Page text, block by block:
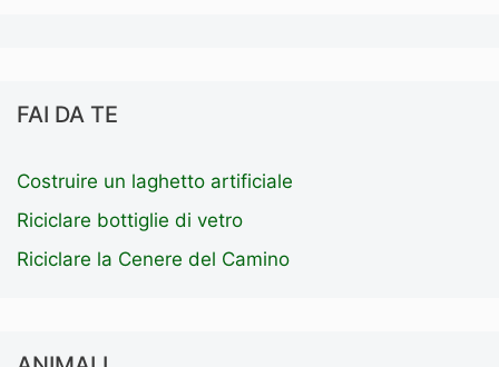
FAI DA TE
Costruire un laghetto artificiale
Riciclare bottiglie di vetro
Riciclare la Cenere del Camino